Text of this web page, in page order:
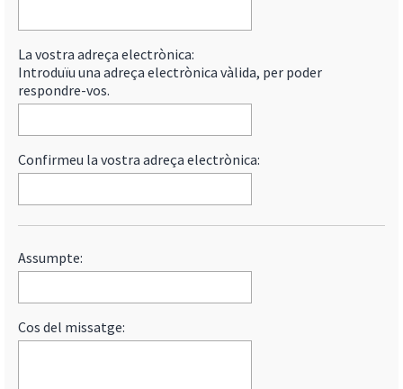
La vostra adreça electrònica:
Introduïu una adreça electrònica vàlida, per poder
respondre-vos.
Confirmeu la vostra adreça electrònica:
Assumpte:
Cos del missatge: